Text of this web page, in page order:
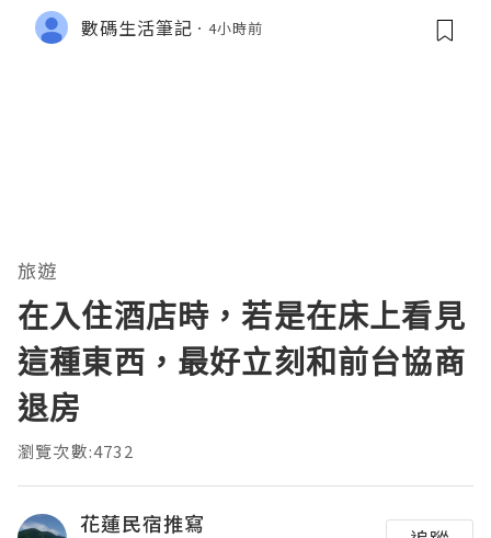
數碼生活筆記 4小時前
旅遊
在入住酒店時，若是在床上看見
這種東西，最好立刻和前台協商
退房
瀏覽次數:4732
花蓮民宿推寫